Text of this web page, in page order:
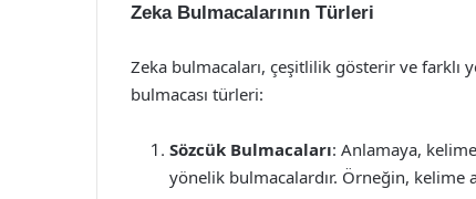
Zeka Bulmacalarının Türleri
Zeka bulmacaları, çeşitlilik gösterir ve farklı
bulmacası türleri:
Sözcük Bulmacaları: Anlamaya,
yönelik bulmacalardır. Örneğin, kelime